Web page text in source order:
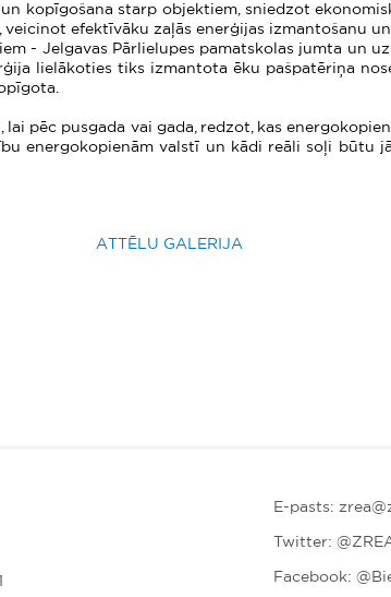
kopīgošana starp objektiem, sniedzot
efektīvāku zaļās enerģijas izmantošanu
- Jelgavas Pārlielupes pamatskolas jumta un
lielākoties tiks izmantota ēku pašpatēriņa
pēc pusgada vai gada, redzot, kas
energokopienām valstī un kādi reāli soļi būtu
ATTĒLU GALERIJA
E-pasts:
Twitter:
Facebook: